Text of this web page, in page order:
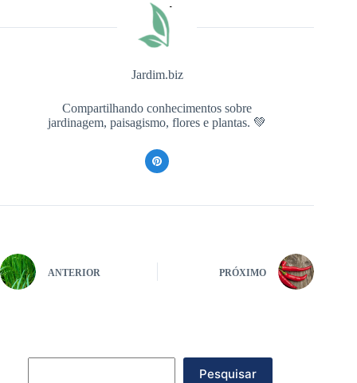
Jardim.biz
Compartilhando conhecimentos sobre
jardinagem, paisagismo, flores e plantas. 💚
ANTERIOR PRÓXIMO
Pesquisar